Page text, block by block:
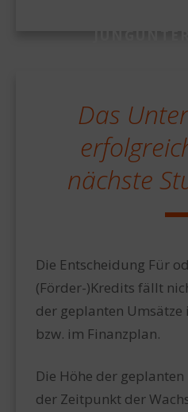
Das
nächste
Die Entscheidung Für
(Förder-)Kredits fällt
der geplanten Umsätze
bzw. im Finanzplan.
Die Höhe der
der Zeitpunkt der